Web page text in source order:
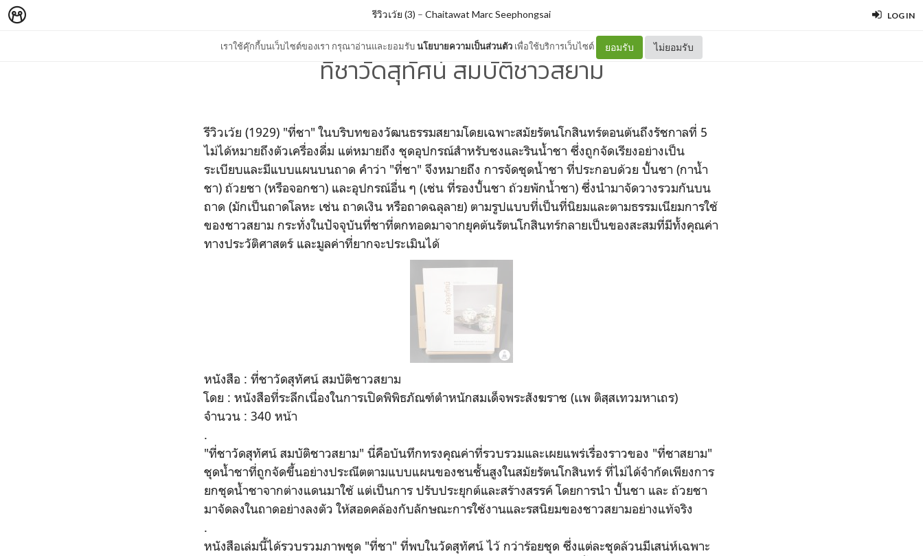
LOG IN
เราใช้คุ๊กกี้บนเว็บไซต์ของเรา กรุณาอ่านและยอมรับนโยบายความเป็นส่วนตัว เพื่อใช้บริการเว็บไซต์ ยอมรับ ไม่ยอมรับ
รีวิวเว้ย (3) – Chaitawat Marc Seephongsai
ที่ชาวัดสุทัศน์ สมบัติชาวสยาม
รีวิวเว้ย (1929) "ที่ชา" ในบริบทของวัฒนธรรมสยามโดยเฉพาะสมัยรัตนโกสินทร์ตอนต้นถึงรัชกาลที่ 5
ไม่ได้หมายถึงตัวเครื่องดื่ม แต่หมายถึง ชุดอุปกรณ์สำหรับชงและรินน้ำชา ซึ่งถูกจัดเรียงอย่างเป็น
ระเบียบและมีแบบแผนบนถาด คำว่า "ที่ชา" จึงหมายถึง การจัดชุดน้ำชา ที่ประกอบด้วย ปั้นชา (กาน้ำ
ชา) ถ้วยชา (หรือจอกชา) และอุปกรณ์อื่น ๆ (เช่น ที่รองปั้นชา ถ้วยพักน้ำชา) ซึ่งนำมาจัดวางรวมกันบน
ถาด (มักเป็นถาดโลหะ เช่น ถาดเงิน หรือถาดฉลุลาย) ตามรูปแบบที่เป็นที่นิยมและตามธรรมเนียมการใช้
ของชาวสยาม กระทั่งในปัจจุบันที่ชาที่ตกทอดมาจากยุคต้นรัตนโกสินทร์กลายเป็นของสะสมที่มีทั้งคุณค่า
ทางประวัติศาสตร์ และมูลค่าที่ยากจะประเมินได้
หนังสือ : ที่ชาวัดสุทัศน์ สมบัติชาวสยาม
โดย : หนังสือที่ระลึกเนื่องในการเปิดพิพิธภัณฑ์ตำหนักสมเด็จพระสังฆราช (เเพ ติสฺสเทวมหาเถร)
จำนวน : 340 หน้า
.
"ที่ชาวัดสุทัศน์ สมบัติชาวสยาม" นี่คือบันทึกทรงคุณค่าที่รวบรวมและเผยแพร่เรื่องราวของ "ที่ชาสยาม"
ชุดน้ำชาที่ถูกจัดขึ้นอย่างประณีตตามแบบแผนของชนชั้นสูงในสมัยรัตนโกสินทร์ ที่ไม่ได้จำกัดเพียงการ
ยกชุดน้ำชาจากต่างแดนมาใช้ แต่เป็นการ ปรับประยุกต์และสร้างสรรค์ โดยการนำ ปั้นชา และ ถ้วยชา
มาจัดลงในถาดอย่างลงตัว ให้สอดคล้องกับลักษณะการใช้งานและรสนิยมของชาวสยามอย่างแท้จริง
.
หนังสือเล่มนี้ได้รวบรวมภาพชุด "ที่ชา" ที่พบในวัดสุทัศน์ ไว้ กว่าร้อยชุด ซึ่งแต่ละชุดล้วนมีเสน่ห์เฉพาะ